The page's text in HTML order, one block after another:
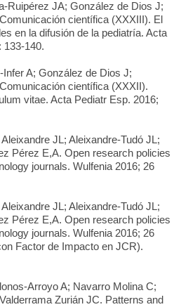
Ruipérez JA; González de Dios J;
científica (XXXIII). El
en la difusión de la pediatría. Acta
133-140.
A; González de Dios J;
científica (XXXII).
vitae. Acta Pediatr Esp. 2016;
JL; Aleixandre-Tudó JL;
Pérez E,A. Open research policies
journals. Wulfenia 2016; 26
JL; Aleixandre-Tudó JL;
Pérez E,A. Open research policies
journals. Wulfenia 2016; 26
Factor de Impacto en JCR).
Arroyo A; Navarro Molina C;
Zurián JC. Patterns and